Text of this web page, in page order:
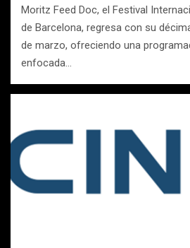
Moritz Feed Doc, el Festival
de Barcelona, regresa con su
de marzo, ofreciendo una
enfocada…